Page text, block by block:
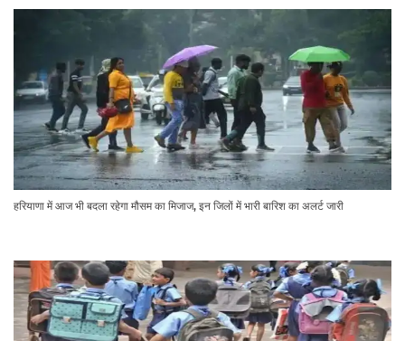
हरियाणा में आज भी बदला रहेगा मौसम का मिजाज, इन जिलों में भारी बारिश का अलर्ट जारी